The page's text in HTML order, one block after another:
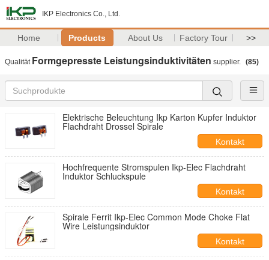
IKP Electronics Co., Ltd.
Home Products About Us Factory Tour >>
Qualität Formgepresste Leistungsinduktivitäten supplier. (85)
Elektrische Beleuchtung Ikp Karton Kupfer Induktor
Flachdraht Drossel Spirale
Kontakt
Hochfrequente Stromspulen Ikp-Elec Flachdraht
Induktor Schluckspule
Kontakt
Spirale Ferrit Ikp-Elec Common Mode Choke Flat
Wire Leistungsinduktor
Kontakt